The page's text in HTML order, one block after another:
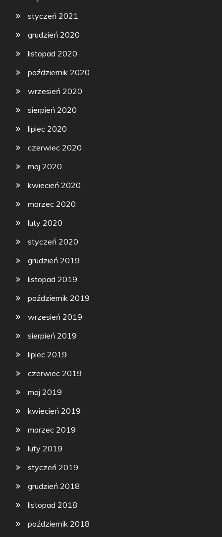
styczeń 2021
grudzień 2020
listopad 2020
październik 2020
wrzesień 2020
sierpień 2020
lipiec 2020
czerwiec 2020
maj 2020
kwiecień 2020
marzec 2020
luty 2020
styczeń 2020
grudzień 2019
listopad 2019
październik 2019
wrzesień 2019
sierpień 2019
lipiec 2019
czerwiec 2019
maj 2019
kwiecień 2019
marzec 2019
luty 2019
styczeń 2019
grudzień 2018
listopad 2018
październik 2018